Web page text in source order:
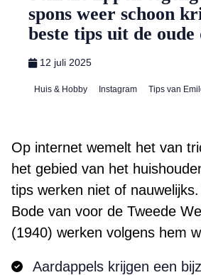
spons weer schoon
beste tips uit de oude
12 juli 2025
Huis & Hobby Instagram Tips van
Op internet wemelt het van
het gebied van het
tips werken niet of
Bode van voor de Tweede
(1940) werken volgens hem
Aardappels krijgen een